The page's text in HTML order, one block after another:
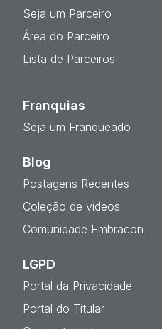
Seja um Parceiro
Área do Parceiro
Lista de Parceiros
Franquias
Seja um Franqueado
Blog
Postagens Recentes
Coleção de vídeos
Comunidade Embracon
LGPD
Portal da Privacidade
Portal do Titular